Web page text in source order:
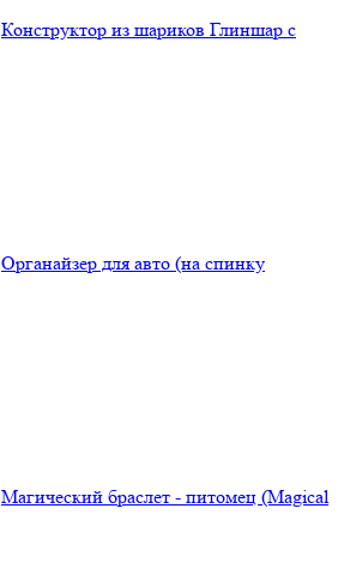
Конструктор из шариков Глиншар с
Органайзер для авто (на спинку
Магический браслет - питомец (Magical